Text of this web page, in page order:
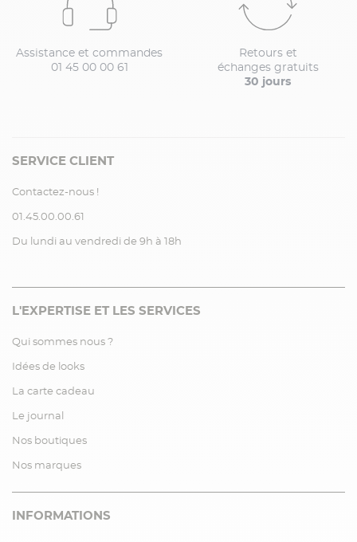
Assistance et commandes
01 45 00 00 61
Retours et
échanges gratuits
30 jours
SERVICE CLIENT
Contactez-nous !
01.45.00.00.61
Du lundi au vendredi de 9h à 18h
L'EXPERTISE ET LES SERVICES
Qui sommes nous ?
Idées de looks
La carte cadeau
Le journal
Nos boutiques
Nos marques
INFORMATIONS